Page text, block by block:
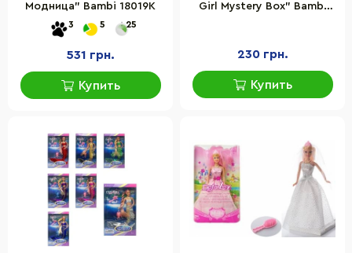
Модница" Bambi 18019K
3 5 25
531 грн.
Купить
Girl Mystery Box" Bambi
230 грн.
Купить